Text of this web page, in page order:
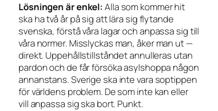
Lösningen är enkel:Alla som kommer hit
ska ha två år på sig att lära sig flytande
svenska, förstå våra lagar och anpassa sig till
våra normer. Misslyckas man, åker man ut —
direkt. Uppehållstillståndet annulleras utan
pardon och de får försöka asylshoppa någon
annanstans. Sverige ska inte vara soptippen
för världens problem. De som inte kan eller
vill anpassa sig ska bort. Punkt.